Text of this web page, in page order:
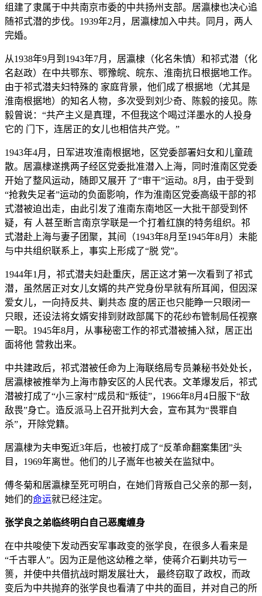
组建了隶属于中共南京市委的中共扬州支部。居瀛棣也决心追
随祁式潜的步伐。1939年2月，居瀛棣加入中共。同月，两人
完婚。
从1938年9月到1943年7月，居瀛棣（化名朱慎）和祁式潜（化
名赵政）在中共鄂东、鄂豫皖、皖东、淮南抗日根据地工作。
由于祁式潜夫妇特殊的 家庭背景，他们成了根据地（尤其是
淮南根据地）的知名人物，多次受到刘少奇、陈毅的接见。陈
毅曾说：“共产主义是真理，不但我这个喝过洋墨水的人投身
它的 门下，连居正的女儿也相信共产党。”
1943年4月，日军进攻淮南根据地，区党委部署妇女和儿童疏
散。居瀛棣遂携两子经区党委批准潜入上海，同时淮南区党委
开始了整风运动，随即又展开 了“审干”运动。8月，由于受到
“抢救失足者”运动的负面影响，作为淮南区党委高级干部的祁
式潜被迫出走，由此引发了淮南东南地区一大批干部受到怀
疑，有 人甚至断言南京学联是一个打着红旗的特务组织。祁
式潜赴上海与妻子团聚，其间（1943年8月至1945年8月）未能
与中共组织联系上，事实上形成了“脱 党”。
1944年1月，祁式潜夫妇赴重庆，居正这才第一次看到了祁式
潜，虽然居正对女儿女婿的共产党身份早就有所耳闻，但因深
爱女儿，一向持反共、剿共态 度的居正也只能睁一只眼闭一
只眼，还设法将女婿安排到财政部属下的花纱布管制局任视察
一职。1945年8月，从事秘密工作的祁式潜被捕入狱，居正出
面将他 营救出来。
中共建政后，祁式潜被任命为上海联络局专员兼秘书处处长，
居瀛棣被推举为上海市静安区的人民代表。文革爆发后，祁式
潜被打成了“小三家村”成员和“叛徒”，1966年8月4日服下“敌
敌畏”身亡。造反派马上召开批判大会，宣布其为“畏罪自
杀”，开除党籍。
居瀛棣为夫申冤近3年后，也被打成了“反革命翻案集团”头
目，1969年离世。他们的儿子嵩年也被关在监狱中。
傅冬菊和居瀛棣至死可明白，在她们背叛自己父亲的那一刻，
她们的命运就已经注定。
张学良之弟临终明白自己恶魔缠身
在中共唆使下发动西安军事政变的张学良，在很多人看来是
“千古罪人”。因为正是他这幼稚之举，使蒋介石剿共功亏一
篑，并使中共借抗战时期发展壮大， 最终窃取了政权，而政
变后为中共抛弃的张学良也看清了中共的面目，并对自己的所